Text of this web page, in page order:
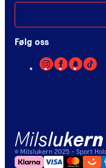
Følg oss
© Milslukern 2025 - Sport